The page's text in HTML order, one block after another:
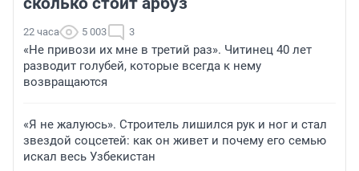
22 часа 5 003 3
«Не привози их мне в третий раз». Читинец 40 лет
разводит голубей, которые всегда к нему
возвращаются
«Я не жалуюсь». Строитель лишился рук и ног и стал
звездой соцсетей: как он живет и почему его семью
искал весь Узбекистан